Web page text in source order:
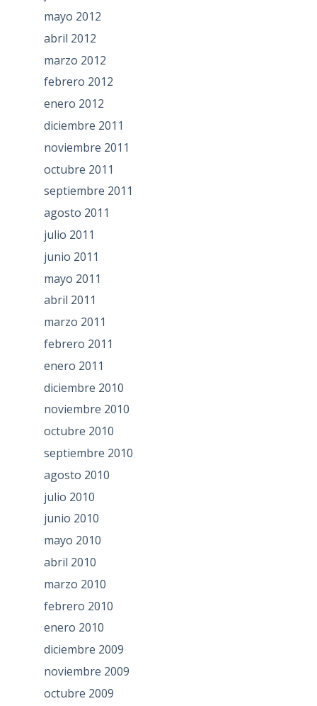
mayo 2012
abril 2012
marzo 2012
febrero 2012
enero 2012
diciembre 2011
noviembre 2011
octubre 2011
septiembre 2011
agosto 2011
julio 2011
junio 2011
mayo 2011
abril 2011
marzo 2011
febrero 2011
enero 2011
diciembre 2010
noviembre 2010
octubre 2010
septiembre 2010
agosto 2010
julio 2010
junio 2010
mayo 2010
abril 2010
marzo 2010
febrero 2010
enero 2010
diciembre 2009
noviembre 2009
octubre 2009